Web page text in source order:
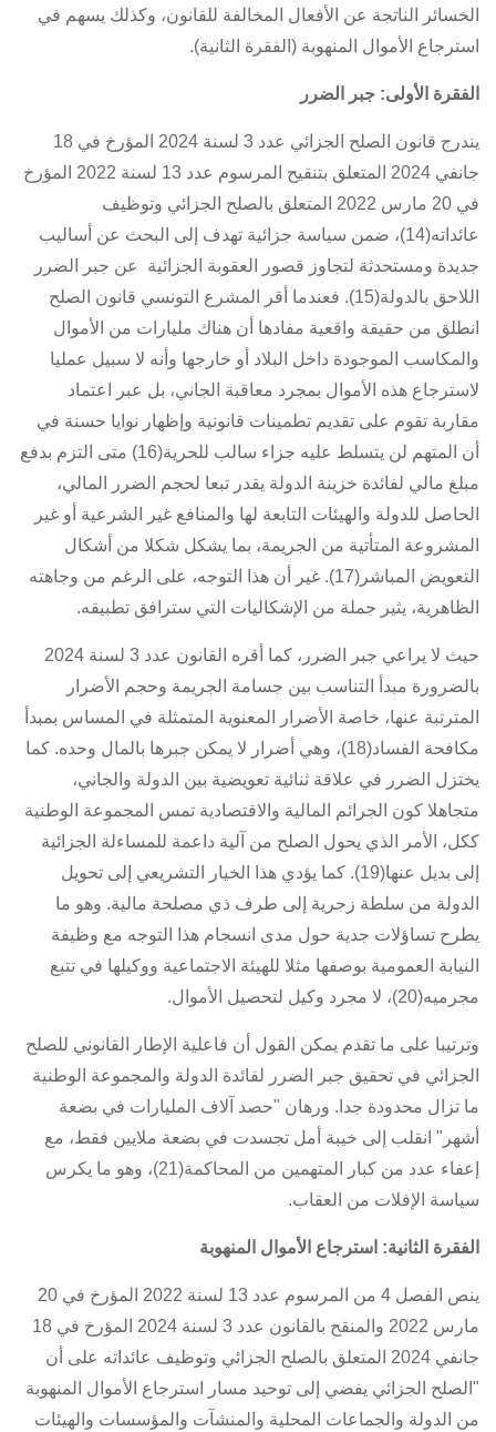
الخسائر الناتجة عن الأفعال المخالفة للقانون، وكذلك يسهم في
استرجاع الأموال المنهوبة (الفقرة الثانية).
الفقرة الأولى: جبر الضرر
يندرج
قانون الصلح الجزائي عدد 3 لسنة 2024 المؤرخ في 18
جانفي 2024
المتعلق بتنقيح
المرسوم عدد 13 لسنة 2022 المؤرخ
في 20 مارس 2022 المتعلق بالصلح الجزائي وتوظيف
عائداته
(14)، ضمن سياسة جزائية تهدف إلى البحث عن أساليب
جديدة ومستحدثة لتجاوز قصور العقوبة الجزائية عن جبر الضرر
اللاحق بالدولة(15). فعندما أقر المشرع التونسي قانون الصلح
انطلق من حقيقة واقعية مفادها أن هناك مليارات من الأموال
والمكاسب الموجودة داخل البلاد أو خارجها وأنه لا سبيل عمليا
لاسترجاع هذه الأموال بمجرد معاقبة الجاني، بل عبر اعتماد
مقاربة تقوم على تقديم تطمينات قانونية وإظهار نوايا حسنة في
أن المتهم لن يتسلط عليه جزاء سالب للحرية(16) متى التزم بدفع
مبلغ مالي لفائدة خزينة الدولة يقدر تبعا لحجم الضرر المالي،
الحاصل للدولة والهيئات التابعة لها والمنافع غير الشرعية أو غير
المشروعة المتأتية من الجريمة، بما يشكل شكلا من أشكال
التعويض المباشر(17). غير أن هذا التوجه، على الرغم من وجاهته
الظاهرية، يثير جملة من الإشكاليات التي سترافق تطبيقه.
حيث لا يراعي جبر الضرر، كما أقره القانون عدد 3 لسنة 2024
بالضرورة مبدأ التناسب بين جسامة الجريمة وحجم الأضرار
المترتبة عنها، خاصة الأضرار المعنوية المتمثلة في المساس بمبدأ
مكافحة الفساد(18)، وهي أضرار لا يمكن جبرها بالمال وحده. كما
يختزل الضرر في علاقة ثنائية تعويضية بين الدولة والجاني،
متجاهلا كون الجرائم المالية والاقتصادية تمس المجموعة الوطنية
ككل، الأمر الذي يحول الصلح من آلية داعمة للمساءلة الجزائية
إلى بديل عنها(19). كما يؤدي هذا الخيار التشريعي إلى تحويل
الدولة من سلطة زجرية إلى طرف ذي مصلحة مالية. وهو ما
يطرح تساؤلات جدية حول مدى انسجام هذا التوجه مع وظيفة
النيابة العمومية بوصفها مثلا للهيئة الاجتماعية ووكيلها في تتبع
مجرميه(20)، لا مجرد وكيل لتحصيل الأموال.
وترتيبا على ما تقدم يمكن القول أن فاعلية الإطار القانوني للصلح
الجزائي في تحقيق جبر الضرر لفائدة الدولة والمجموعة الوطنية
ما تزال محدودة جدا. ورهان "حصد آلاف المليارات في بضعة
أشهر" انقلب إلى خيبة أمل تجسدت في بضعة ملايين فقط، مع
إعفاء عدد من كبار المتهمين من المحاكمة(21)، وهو ما يكرس
سياسة الإفلات من العقاب.
الفقرة الثانية: استرجاع الأموال المنهوبة
ينص
الفصل 4 من المرسوم عدد 13 لسنة 2022 المؤرخ في 20
مارس 2022
والمنقح
بالقانون عدد 3 لسنة 2024 المؤرخ في 18
جانفي 2024 المتعلق بالصلح الجزائي وتوظيف عائداته
على أن
"الصلح الجزائي يفضي إلى توحيد مسار استرجاع الأموال المنهوبة
من الدولة والجماعات المحلية والمنشآت والمؤسسات والهيئات